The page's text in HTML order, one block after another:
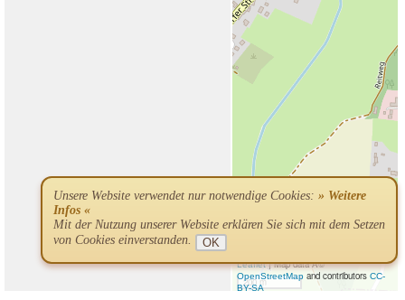
Unsere Website verwendet nur notwendige Cookies: » Weitere
Infos «
Mit der Nutzung unserer Website erklären Sie sich mit dem Setzen
von Cookies einverstanden.
OK